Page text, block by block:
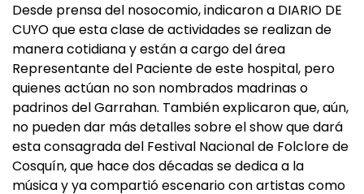
Desde prensa del nosocomio, indicaron a DIARIO DE
CUYO que esta clase de actividades se realizan de
manera cotidiana y están a cargo del área
Representante del Paciente de este hospital, pero
quienes actúan no son nombrados madrinas o
padrinos del Garrahan. También explicaron que, aún,
no pueden dar más detalles sobre el show que dará
esta consagrada del Festival Nacional de Folclore de
Cosquín, que hace dos décadas se dedica a la
música y ya compartió escenario con artistas como